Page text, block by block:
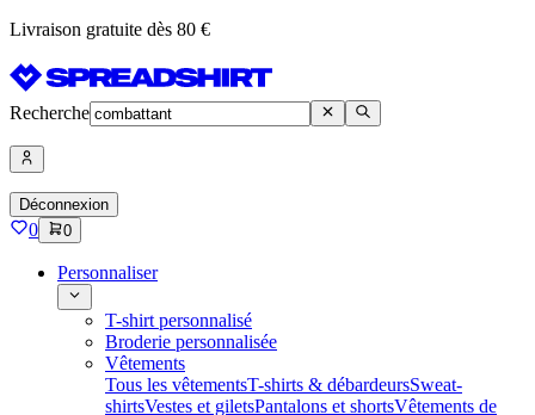
Livraison gratuite dès 80 €
Recherche
Déconnexion
0 0
Personnaliser
T-shirt personnalisé
Broderie personnalisée
Vêtements
Tous les vêtementsT-shirts & débardeursSweat-
shirtsVestes et giletsPantalons et shortsVêtements de